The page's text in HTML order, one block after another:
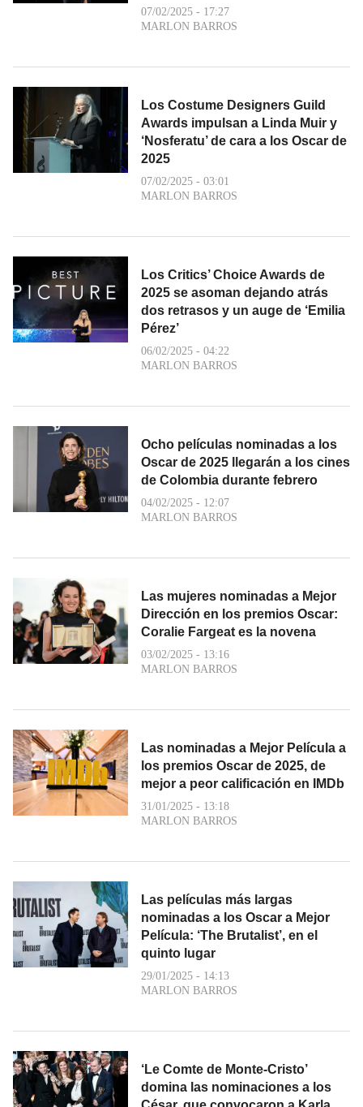
07/02/2025 - 17:27
MARLON BARROS
Los Costume Designers Guild
Awards impulsan a Linda Muir y
‘Nosferatu’ de cara a los Oscar de
2025
07/02/2025 - 03:01
MARLON BARROS
Los Critics’ Choice Awards de
2025 se asoman dejando atrás
dos retrasos y un auge de ‘Emilia
Pérez’
06/02/2025 - 04:22
MARLON BARROS
Ocho películas nominadas a los
Oscar de 2025 llegarán a los cines
de Colombia durante febrero
04/02/2025 - 12:07
MARLON BARROS
Las mujeres nominadas a Mejor
Dirección en los premios Oscar:
Coralie Fargeat es la novena
03/02/2025 - 13:16
MARLON BARROS
Las nominadas a Mejor Película a
los premios Oscar de 2025, de
mejor a peor calificación en IMDb
31/01/2025 - 13:18
MARLON BARROS
Las películas más largas
nominadas a los Oscar a Mejor
Película: ‘The Brutalist’, en el
quinto lugar
29/01/2025 - 14:13
MARLON BARROS
‘Le Comte de Monte-Cristo’
domina las nominaciones a los